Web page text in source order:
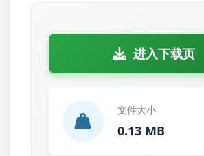
进入下载页
文件大小
0.13 MB